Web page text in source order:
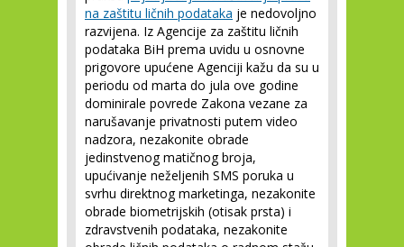
na zaštitu ličnih podataka je nedovoljno
razvijena. Iz Agencije za zaštitu ličnih
podataka BiH prema uvidu u osnovne
prigovore upućene Agenciji kažu da su u
periodu od marta do jula ove godine
dominirale povrede Zakona vezane za
narušavanje privatnosti putem video
nadzora, nezakonite obrade
jedinstvenog matičnog broja,
upućivanje neželjenih SMS poruka u
svrhu direktnog marketinga, nezakonite
obrade biometrijskih (otisak prsta) i
zdravstvenih podataka, nezakonite